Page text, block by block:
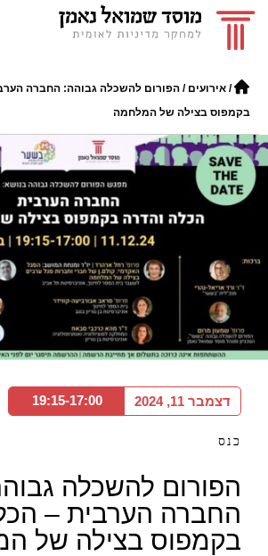
/ אירועים / הפורום להשכלה גבוהה: החברה
בקמפוס בצילה של המלחמה
דצמבר 11, 2024 19:15-17:00
כנס
הפורום להשכלה
החברה הערבית –
בקמפוס בצילה של